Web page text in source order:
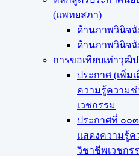
(แพทยสภา)
ด้านภาพวินิจฉั
ด้านภาพวินิจฉั
การขอเทียบเท่า​วุฒิ
ประกาศ (เพิ่ม
ความรู้ความ
เวชกรรม
ประกาศที่ ๐๐
แสดงความรู้
วิชาชีพเวชกร